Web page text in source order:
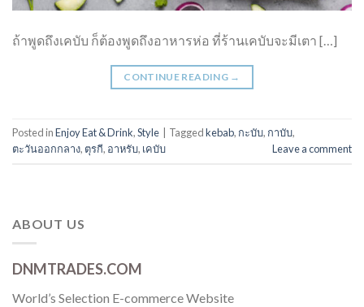
ถ้าพูดถึงเคบับ ก็ต้องพูดถึงอาหารห่อ ที่ร้านเคบับจะมีเตา […]
CONTINUE READING →
Posted inEnjoy Eat & Drink,Style Taggedkebab, กะบับ, กาบับ,
ตะวันออกกลาง, ตุรกี, อาหรับ, เคบับ Leave a comment
ABOUT US
DNMTRADES.COM
World’s Selection E-commerce Website